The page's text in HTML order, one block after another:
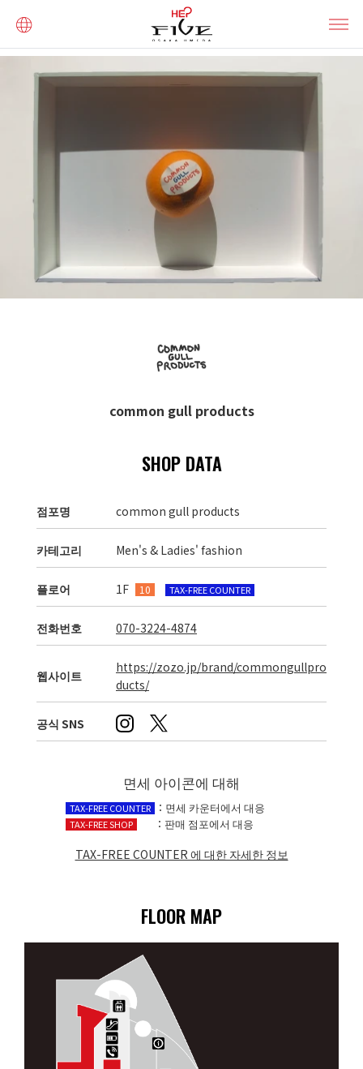
common gull products
SHOP DATA
점포명 common gull products
카테고리 Men's & Ladies' fashion
플로어 1F 10 TAX-FREE COUNTER
전화번호 070-3224-4874
웹사이트
https://zozo.jp/brand/commongullpro
ducts/
공식 SNS
면세 아이콘에 대해
TAX-FREE COUNTER ：면세 카운터에서 대응
TAX-FREE SHOP ：판매 점포에서 대응
TAX-FREE COUNTER 에 대한 자세한 정보​
FLOOR MAP